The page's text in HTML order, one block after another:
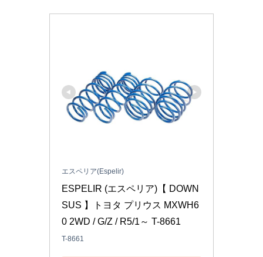
エスペリア(Espelir)
ESPELIR (エスペリア)【 DOWN
SUS 】トヨタ プリウス MXWH6
0 2WD / G/Z / R5/1～ T-8661
T-8661